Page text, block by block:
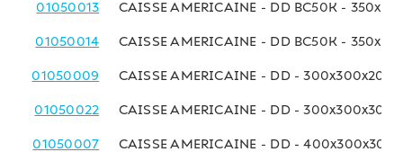
01050013 CAISSE AMERICAINE - DD BC50K -
01050014 CAISSE AMERICAINE - DD BC50K -
01050009 CAISSE AMERICAINE - DD - 300x300x200
01050022 CAISSE AMERICAINE - DD - 300x300x300
01050007 CAISSE AMERICAINE - DD - 400x300x300